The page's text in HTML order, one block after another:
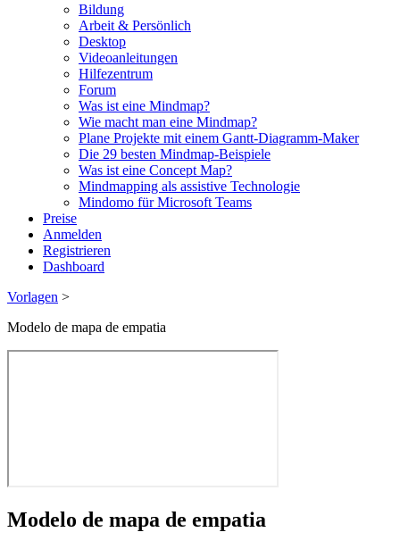
Bildung
Arbeit & Persönlich
Desktop
Videoanleitungen
Hilfezentrum
Forum
Was ist eine Mindmap?
Wie macht man eine Mindmap?
Plane Projekte mit einem Gantt-Diagramm-Maker
Die 29 besten Mindmap-Beispiele
Was ist eine Concept Map?
Mindmapping als assistive Technologie
Mindomo für Microsoft Teams
Preise
Anmelden
Registrieren
Dashboard
Vorlagen >
Modelo de mapa de empatia
Modelo de mapa de empatia